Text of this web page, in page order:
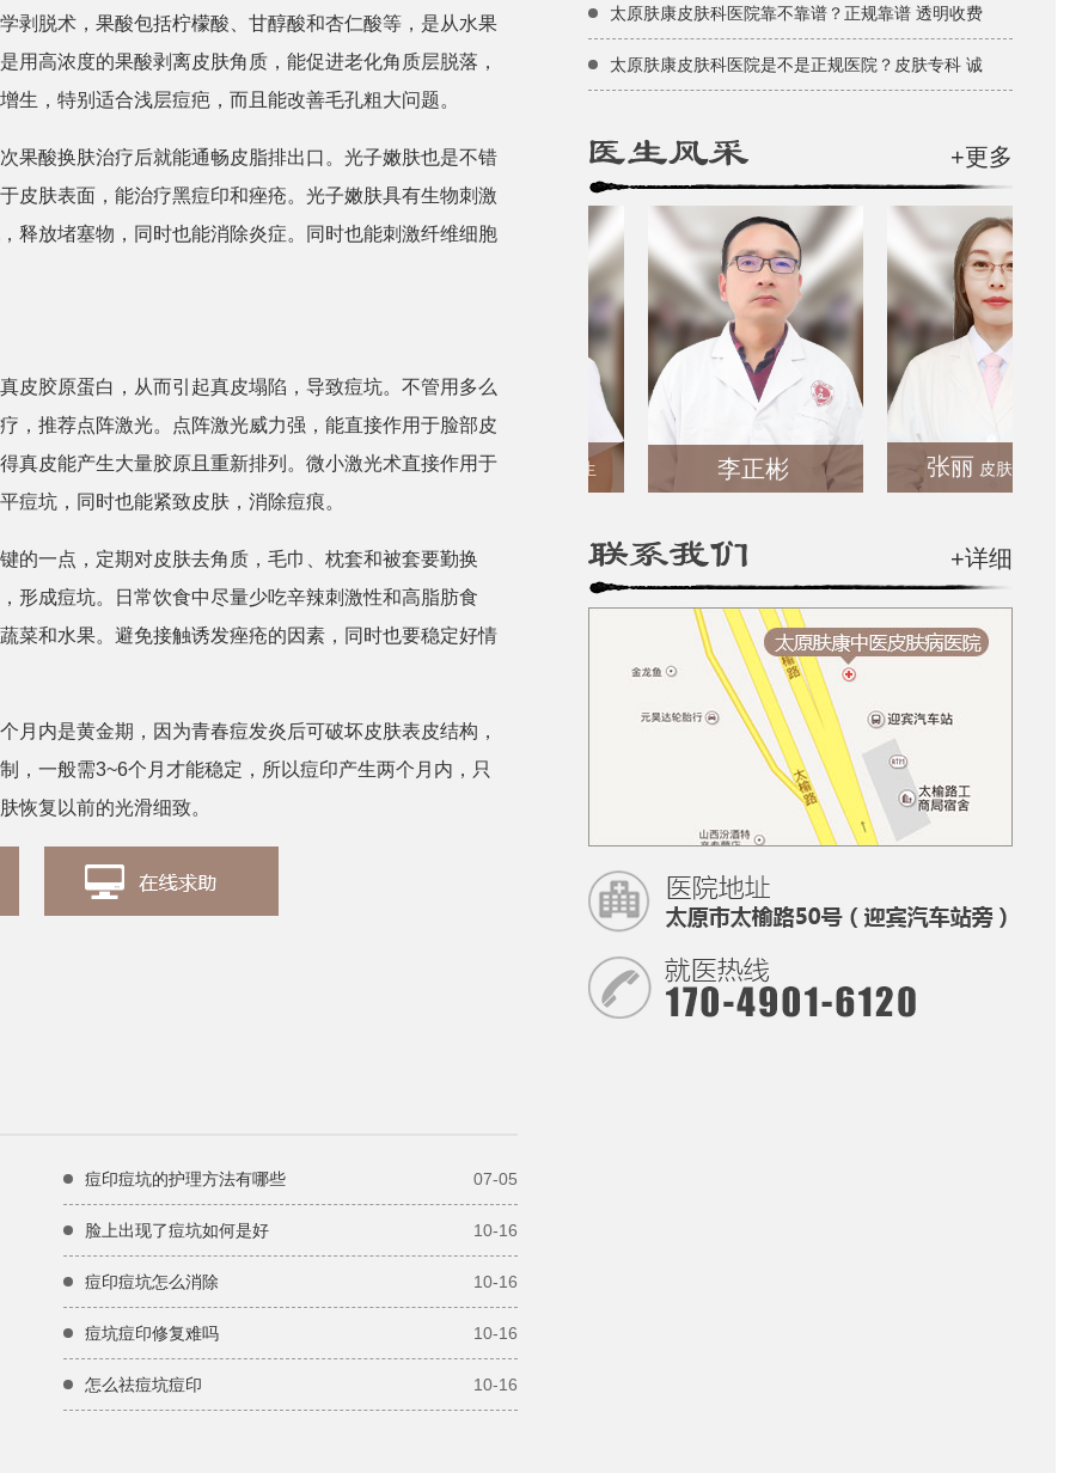
剥脱术，果酸包括柠檬酸、甘醇酸和杏仁酸等，是从水果
用高浓度的果酸剥离皮肤角质，能促进老化角质层脱落，
生，特别适合浅层痘疤，而且能改善毛孔粗大问题。
果酸换肤治疗后就能通畅皮脂排出口。光子嫩肤也是不错
皮肤表面，能治疗黑痘印和痤疮。光子嫩肤具有生物刺激
释放堵塞物，同时也能消除炎症。同时也能刺激纤维细胞
皮胶原蛋白，从而引起真皮塌陷，导致痘坑。不管用多么
，推荐点阵激光。点阵激光威力强，能直接作用于脸部皮
真皮能产生大量胶原且重新排列。微小激光术直接作用于
痘坑，同时也能紧致皮肤，消除痘痕。
的一点，定期对皮肤去角质，毛巾、枕套和被套要勤换
形成痘坑。日常饮食中尽量少吃辛辣刺激性和高脂肪食
菜和水果。避免接触诱发痤疮的因素，同时也要稳定好情
月内是黄金期，因为青春痘发炎后可破坏皮肤表皮结构，
，一般需3~6个月才能稳定，所以痘印产生两个月内，只
恢复以前的光滑细致。
痘印痘坑的护理方法有哪些 07-05
脸上出现了痘坑如何是好 10-16
痘印痘坑怎么消除 10-16
痘坑痘印修复难吗 10-16
怎么祛痘坑痘印 10-16
太原肤康皮肤科医院靠不靠谱？正规靠谱 透明收费
太原肤康皮肤科医院是不是正规医院？皮肤专科 诚
+更多
张丽 皮肤科医生 田艳伟 皮肤科医生 李正彬 张丽 皮肤科医生
+详细